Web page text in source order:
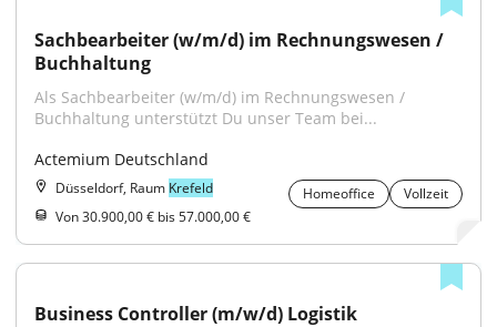
Sachbearbeiter (w/m/d) im Rechnungswesen /
Buchhaltung
Als Sachbearbeiter (w/m/d) im Rechnungswesen /
Buchhaltung unterstützt Du unser Team bei...
Actemium Deutschland
Düsseldorf, Raum Krefeld Homeoffice
Vollzeit
Von 30.900,00 € bis 57.000,00 €
Business Controller (m/w/d) Logistik